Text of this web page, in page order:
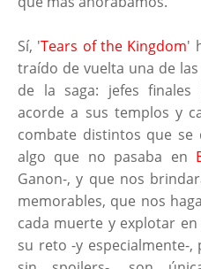
Sí, 'Tears of the Kingdom'
traído de vuelta una de
de la saga: jefes finales
acorde a sus templos y
combate distintos que
algo que no pasaba en
Ganon-, y que nos
memorables, que nos
cada muerte y explotar
su reto -y especialmente-